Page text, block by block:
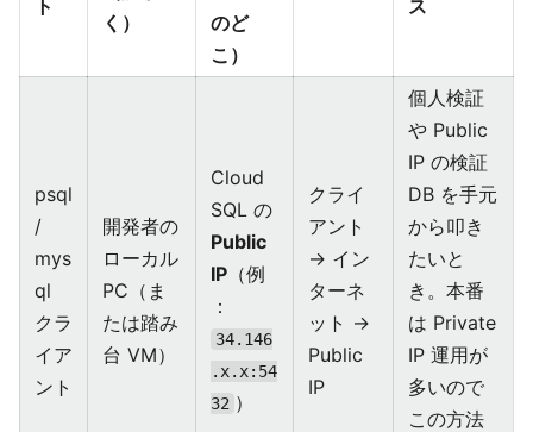
ト
く）
のど
こ）
ス
psql
/
mys
ql
クラ
イア
ント
開発者の
ローカル
PC（ま
たは踏み
台 VM）
Cloud
SQL の
Public
IP （例
：
34.146
.x.x:54
32 ）
クライ
アント
→ イン
ターネ
ット →
Public
IP
個人検証
や Public
IP の検証
DB を手元
から叩き
たいと
き。本番
は Private
IP 運用が
多いので
この方法